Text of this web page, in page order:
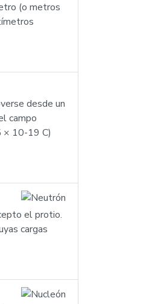
(o metros
desde un
campo
× 10-19 C)
el protio.
cargas